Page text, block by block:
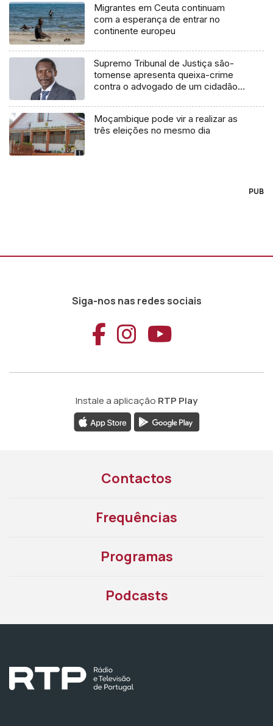
Migrantes em Ceuta continuam
com a esperança de entrar no
continente europeu
Supremo Tribunal de Justiça são-
tomense apresenta queixa-crime
contra o advogado de um cidadão
Moçambique pode vir a realizar as
três eleições no mesmo dia
PUB
Siga-nos nas redes sociais
Aceder ao
Aceder ao
Aceder
Instale a aplicação RTP Play
Contactos
Frequências
Programas
Podcasts